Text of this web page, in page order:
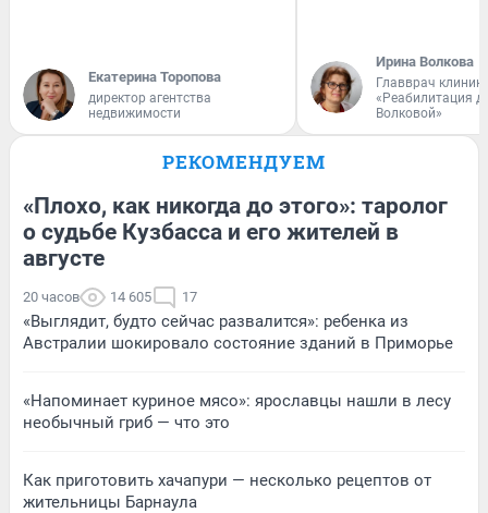
Екатерина Торопова
директор агентства
недвижимости
Ирина Волкова
Главврач
«Реабилитация
Волковой»
РЕКОМЕНДУЕМ
«Плохо, как никогда до этого»: таролог
о судьбе Кузбасса и его жителей в
августе
20 часов 14 605 17
«Выглядит, будто сейчас развалится»: ребенка из
Австралии шокировало состояние зданий в Приморье
«Напоминает куриное мясо»: ярославцы нашли в лесу
необычный гриб — что это
Как приготовить хачапури — несколько рецептов от
жительницы Барнаула